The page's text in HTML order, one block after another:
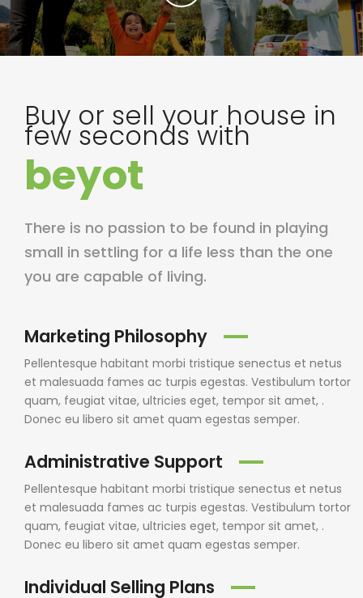
Buy or sell your house in
few seconds with
beyot
There is no passion to be found in playing
small in settling for a life less than the one
you are capable of living.
Marketing Philosophy
Pellentesque habitant morbi tristique senectus et netus
et malesuada fames ac turpis egestas. Vestibulum tortor
quam, feugiat vitae, ultricies eget, tempor sit amet, .
Donec eu libero sit amet quam egestas semper.
Administrative Support
Pellentesque habitant morbi tristique senectus et netus
et malesuada fames ac turpis egestas. Vestibulum tortor
quam, feugiat vitae, ultricies eget, tempor sit amet, .
Donec eu libero sit amet quam egestas semper.
Individual Selling Plans